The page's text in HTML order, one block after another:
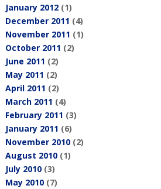
January 2012(1)
December 2011 (4)
November 2011 (1)
October 2011 (2)
June 2011 (2)
May 2011 (2)
April 2011 (2)
March 2011 (4)
February 2011 (3)
January 2011 (6)
November 2010(2)
August 2010(1)
July 2010(3)
May 2010(7)